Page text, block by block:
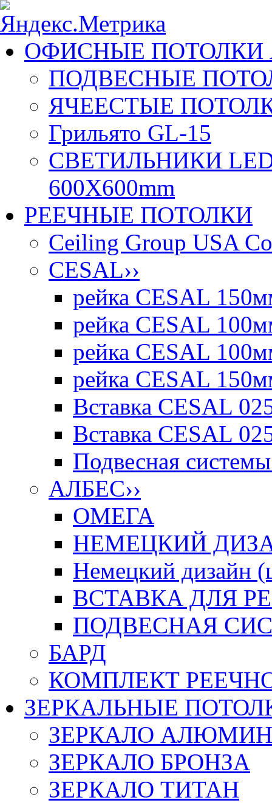
ОФИСНЫЕ ПОТОЛКИ
ПОДВЕСНЫЕ
ЯЧЕЕСТЫЕ
Грильято GL-15
СВЕТИЛЬНИКИ
600X600mm
РЕЕЧНЫЕ ПОТОЛКИ
Ceiling Group USA
CESAL››
рейка CESAL
рейка CESAL
рейка CESAL
рейка CESAL
Вставка CESAL
Вставка CESAL
Подвесная
АЛБЕС››
ОМЕГА
НЕМЕЦКИЙ
Немецкий дизайн
ВСТАВКА ДЛЯ
ПОДВЕСНАЯ
БАРД
КОМПЛЕКТ
ЗЕРКАЛЬНЫЕ
ЗЕРКАЛО
ЗЕРКАЛО БРОНЗА
ЗЕРКАЛО ТИТАН